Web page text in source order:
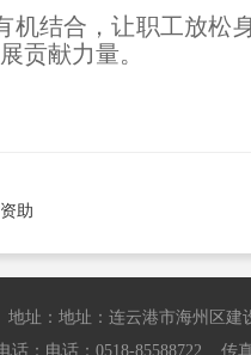
结合，让职工放
贡献力量。
助
地址：地址：连云港市海州区建
话：电话：0518-85588722 传